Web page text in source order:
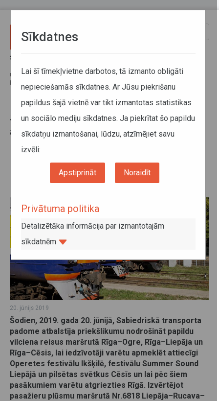
Sākums
nodrošināšanu uz trim pasākumiem; divos autobusu maršrutos tiks
ieviests transports pēc pieprasījuma
Sabiedriskā transporta padome
atbalstīja papildu vilciena reisu
nodrošināšanu uz trim
pasākumiem; divos autobusu
maršrutos tiks ieviests transports
pēc pieprasījuma
20. jūnijs 2019
Šodien, 2019. gada 20. jūnijā, Sabiedriskā transporta
padome atbalstīja priekšlikumu nodrošināt papildu
vilciena reisus maršrutā Rīga–Ogre, Rīga–Liepāja un
Rīga–Cēsis, lai iedzīvotāji varētu apmeklēt attiecīgi
Operetes festivālu Ikšķilē, festivālu Summer Sound
Liepājā un pilsētas svētkus Cēsīs un lai pēc šiem
pasākumiem varētu atgriezties Rīgā. Izvērtējot
pasažieru plūsmu maršrutā Nr.6818 Liepāja–Rucava–
Sīkdatnes
Lai šī tīmekļvietne darbotos, tā izmanto obligāti
nepieciešamās sīkdatnes. Ar Jūsu piekrišanu
papildus šajā vietnē var tikt izmantotas statistikas
un sociālo mediju sīkdatnes. Ja piekrītat šo papildu
sīkdatņu izmantošanai, lūdzu, atzīmējiet savu
izvēli:
Apstiprināt Noraidīt
Privātuma politika
Detalizētāka informācija par izmantotajām
sīkdatnēm